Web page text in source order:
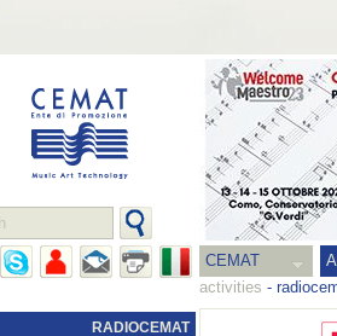
CEMAT
activities -
RADIOCEMAT